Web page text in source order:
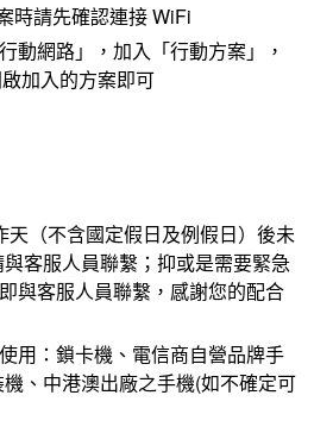
時請先確認連接 WiFi
動網路」，加入「行動方案」，
加入的方案即可
天（不含國定假日及例假日）後未
客服人員聯繫；抑或是需要緊急
與客服人員聯繫，感謝您的配合
用：鎖卡機、電信商自營品牌手
、中港澳出廠之手機(如不確定可